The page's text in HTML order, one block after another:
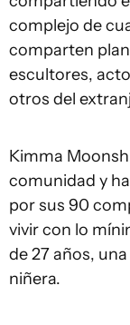
complejo de
comparten
escultores,
otros del
Kimma
comunidad y
por sus 90
vivir con lo
de 27 años,
niñera.